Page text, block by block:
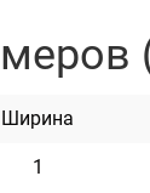
Ширина
1